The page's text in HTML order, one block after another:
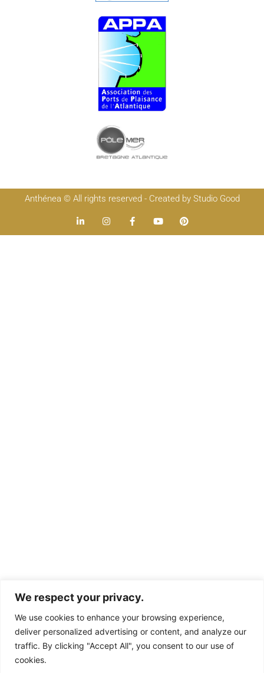
We respect your privacy.
We use cookies to enhance your browsing experience,
deliver personalized advertising or content, and analyze our
traffic. By clicking "Accept All", you consent to our use of
cookies.
Anthénea © All rights reserved - Created by Studio Good